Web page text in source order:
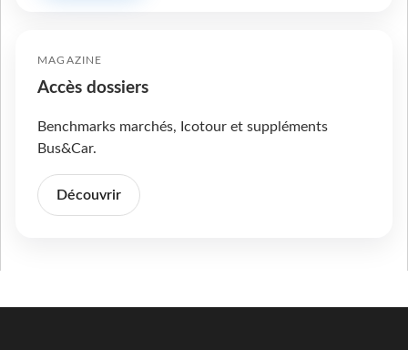
MAGAZINE
Accès dossiers
Benchmarks marchés, Icotour et suppléments
Bus&Car.
Découvrir